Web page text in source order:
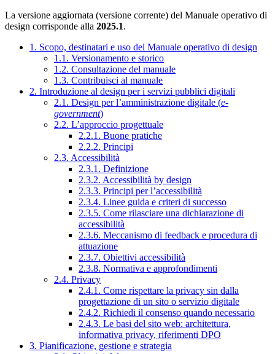
La versione aggiornata (versione corrente) del Manuale operativo di
design corrisponde alla 2025.1.
1. Scopo, destinatari e uso del Manuale operativo di design
1.1. Versionamento e storico
1.2. Consultazione del manuale
1.3. Contribuisci al manuale
2. Introduzione al design per i servizi pubblici digitali
2.1. Design per l’amministrazione digitale (e-
government)
2.2. L’approccio progettuale
2.2.1. Buone pratiche
2.2.2. Principi
2.3. Accessibilità
2.3.1. Definizione
2.3.2. Accessibilità by design
2.3.3. Principi per l’accessibilità
2.3.4. Linee guida e criteri di successo
2.3.5. Come rilasciare una dichiarazione di
accessibilità
2.3.6. Meccanismo di feedback e procedura di
attuazione
2.3.7. Obiettivi accessibilità
2.3.8. Normativa e approfondimenti
2.4. Privacy
2.4.1. Come rispettare la privacy sin dalla
progettazione di un sito o servizio digitale
2.4.2. Richiedi il consenso quando necessario
2.4.3. Le basi del sito web: architettura,
informativa privacy, riferimenti DPO
3. Pianificazione, gestione e strategia